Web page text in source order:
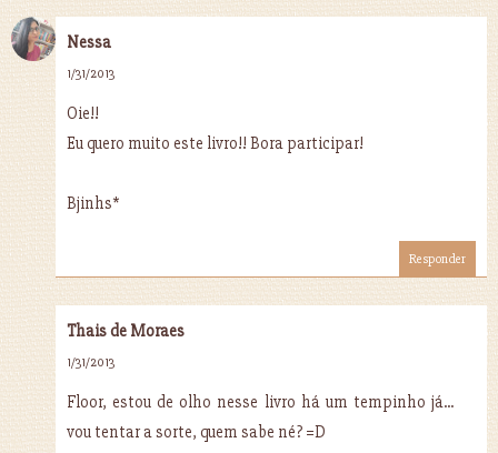
Nessa
1/31/2013
Oie!!
Eu quero muito este livro!! Bora participar!
Bjinhs*
Responder
Thais de Moraes
1/31/2013
Floor, estou de olho nesse livro há um tempinho já...
vou tentar a sorte, quem sabe né? =D